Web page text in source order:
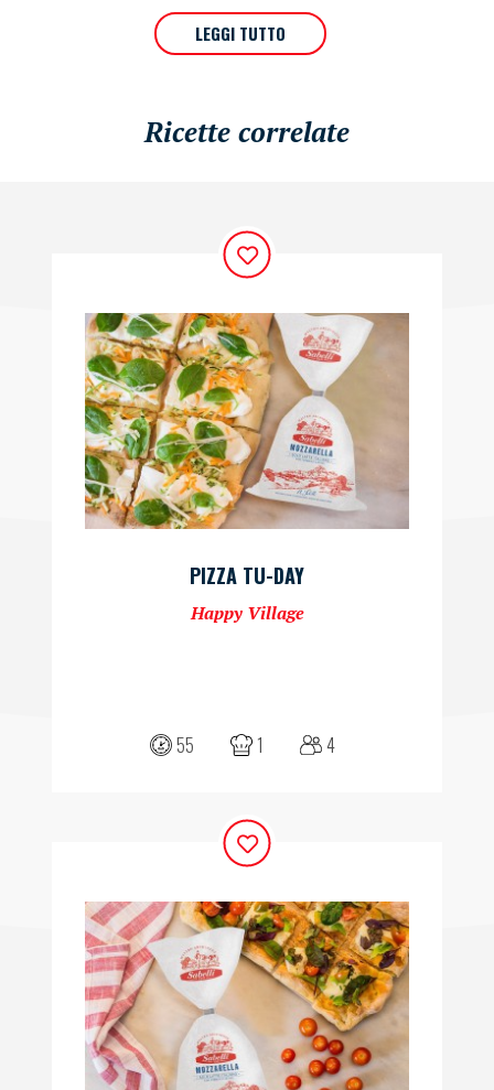
LEGGI TUTTO
Ricette correlate
PIZZA TU-DAY
Happy Village
55 1 4